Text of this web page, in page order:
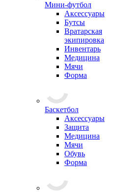
Мини-футбол
Аксессуары
Бутсы
Вратарская
экипировка
Инвентарь
Медицина
Мячи
Форма
Баскетбол
Аксессуары
Защита
Медицина
Мячи
Обувь
Форма